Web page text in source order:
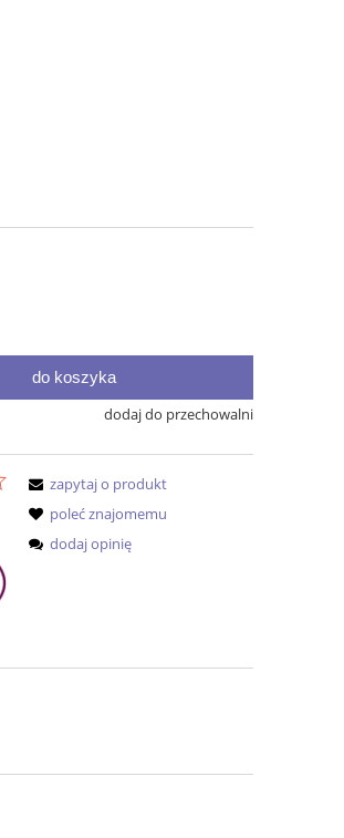
do koszyka
dodaj do przechowalni
zapytaj o produkt
poleć znajomemu
dodaj opinię